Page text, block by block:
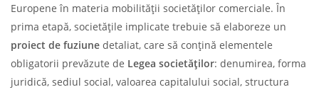
Europene în materia mobilității societăților comerciale. În
prima etapă, societățile implicate trebuie să elaboreze un
proiect de fuziune detaliat, care să conțină elementele
obligatorii prevăzute de Legea societăților: denumirea, forma
juridică, sediul social, valoarea capitalului social, structura